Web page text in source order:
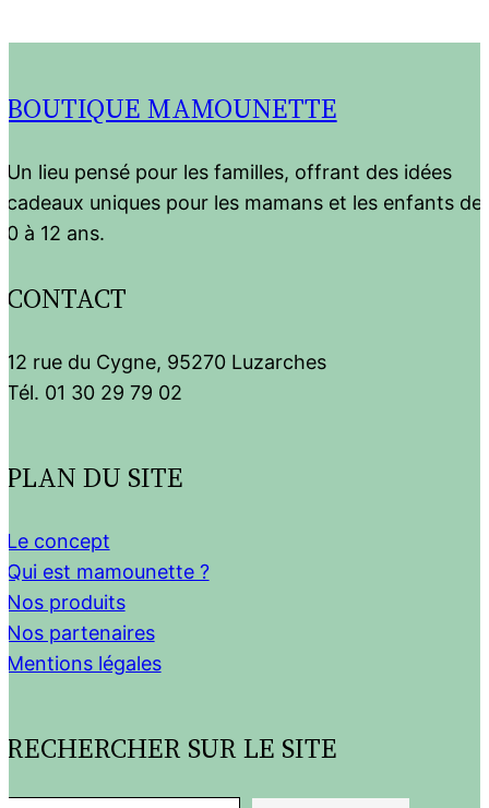
BOUTIQUE MAMOUNETTE
Un lieu pensé pour les familles, offrant des idées
cadeaux uniques pour les mamans et les enfants de
0 à 12 ans.
CONTACT
12 rue du Cygne, 95270 Luzarches
Tél. 01 30 29 79 02
PLAN DU SITE
Le concept
Qui est mamounette ?
Nos produits
Nos partenaires
Mentions légales
RECHERCHER SUR LE SITE